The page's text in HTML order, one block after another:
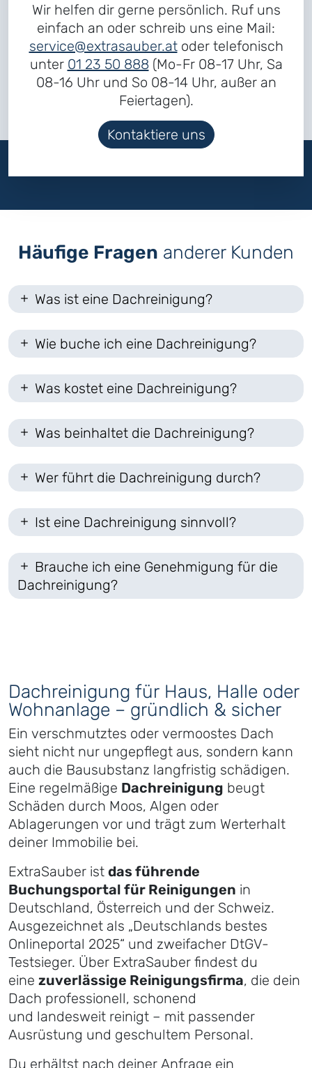
Wir helfen dir gerne persönlich. Ruf uns
einfach an oder schreib uns eine Mail:
service@extrasauber.atoder telefonisch
unter 01 23 50 888 (Mo-Fr 08-17 Uhr, Sa
08-16 Uhr und So 08-14 Uhr, außer an
Feiertagen).
Kontaktiere uns
Häufige Fragen anderer Kunden
Was ist eine Dachreinigung?
Wie buche ich eine Dachreinigung?
Was kostet eine Dachreinigung?
Was beinhaltet die Dachreinigung?
Wer führt die Dachreinigung durch?
Ist eine Dachreinigung sinnvoll?
Brauche ich eine Genehmigung für die
Dachreinigung?
Dachreinigung für Haus, Halle oder
Wohnanlage – gründlich & sicher
Ein verschmutztes oder vermoostes Dach
sieht nicht nur ungepflegt aus, sondern kann
auch die Bausubstanz langfristig schädigen.
Eine regelmäßige Dachreinigung beugt
Schäden durch Moos, Algen oder
Ablagerungen vor und trägt zum Werterhalt
deiner Immobilie bei.
ExtraSauber ist das führende
Buchungsportal für Reinigungen in
Deutschland, Österreich und der Schweiz.
Ausgezeichnet als „Deutschlands bestes
Onlineportal 2025“ und zweifacher DtGV-
Testsieger. Über ExtraSauber findest du
eine zuverlässige Reinigungsfirma, die dein
Dach professionell, schonend
und landesweit reinigt – mit passender
Ausrüstung und geschultem Personal.
Du erhältst nach deiner Anfrage ein